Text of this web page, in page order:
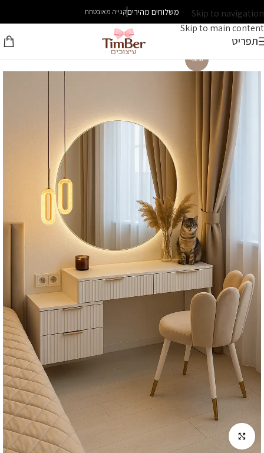
Skip to navigation
Skip to main content
משלוחים מהיריםקנייה מאובטחת
תפריט
-30%
לחץ להגדלה